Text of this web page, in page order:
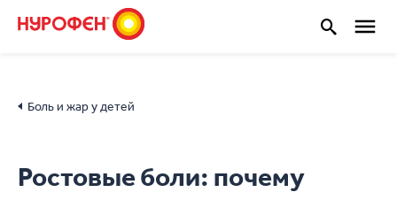
Боль и жар у детей
Ростовые боли: почему